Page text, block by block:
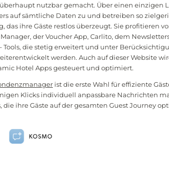
nutzbar gemacht. Über einen einzigen
auf sämtliche Daten zu und betreiben so
das ihre Gäste restlos überzeugt. Sie profitieren
der Voucher App, Carlito, dem
Tools, die stetig erweitert und unter
werden. Auch auf dieser Website
Hotel Apps gesteuert und optimiert.
ist die erste Wahl für effiziente
Klicks individuell anpassbare Nachrichten
die ihre Gäste auf der gesamten Guest Journey